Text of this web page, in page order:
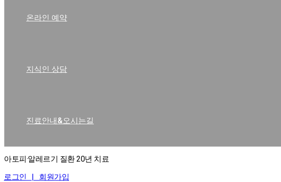
온라인 예약
지식인 상담
진료안내&오시는길
아토피·알레르기 질환 20년 치료
로그인 | 회원가입